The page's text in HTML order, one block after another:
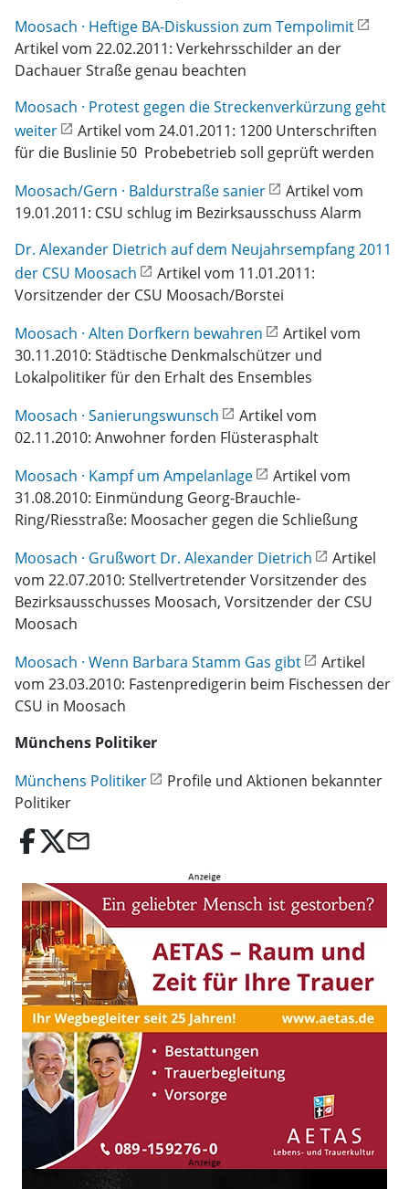
Moosach · Heftige BA-Diskussion zum Tempolimit
Artikel vom 22.02.2011: Verkehrsschilder an der
Dachauer Straße genau beachten
Moosach · Protest gegen die Streckenverkürzung geht
weiter
Artikel vom 24.01.2011: 1200 Unterschriften
für die Buslinie 50  Probebetrieb soll geprüft werden
Moosach/Gern · Baldurstraße sanier
Artikel vom
19.01.2011: CSU schlug im Bezirksausschuss Alarm
Dr. Alexander Dietrich auf dem Neujahrsempfang 2011
der CSU Moosach
Artikel vom 11.01.2011:
Vorsitzender der CSU Moosach/Borstei
Moosach · Alten Dorfkern bewahren
Artikel vom
30.11.2010: Städtische Denkmalschützer und
Lokalpolitiker für den Erhalt des Ensembles
Moosach · Sanierungswunsch
Artikel vom
02.11.2010: Anwohner forden Flüsterasphalt
Moosach · Kampf um Ampelanlage
Artikel vom
31.08.2010: Einmündung Georg-Brauchle-
Ring/Riesstraße: Moosacher gegen die Schließung
Moosach · Grußwort Dr. Alexander Dietrich
Artikel
vom 22.07.2010: Stellvertretender Vorsitzender des
Bezirksausschusses Moosach, Vorsitzender der CSU
Moosach
Moosach · Wenn Barbara Stamm Gas gibt
Artikel
vom 23.03.2010: Fastenpredigerin beim Fischessen der
CSU in Moosach
Münchens Politiker
Münchens Politiker
Profile und Aktionen bekannter
Politiker
email